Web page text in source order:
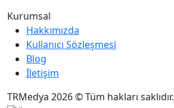
Kurumsal
Hakkımızda
Kullanıcı Sözleşmesi
Blog
İletişim
TRMedya 2026 © Tüm hakları saklıdır.